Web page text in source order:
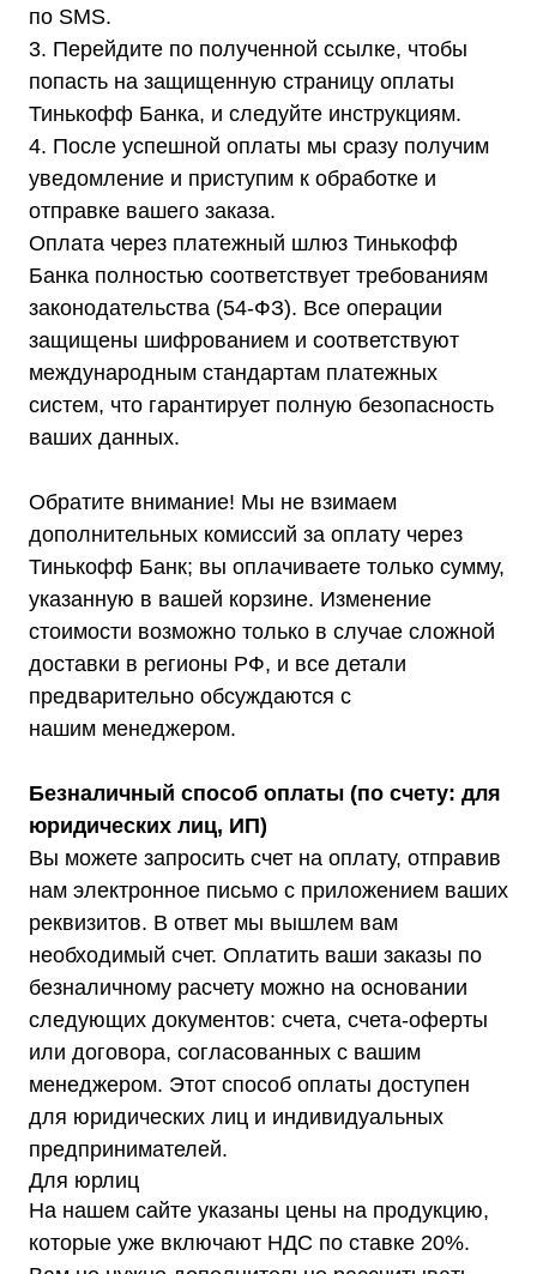
по SMS.
3. Перейдите по полученной ссылке, чтобы
попасть на защищенную страницу оплаты
Тинькофф Банка, и следуйте инструкциям.
4. После успешной оплаты мы сразу получим
уведомление и приступим к обработке и
отправке вашего заказа.
Оплата через платежный шлюз Тинькофф
Банка полностью соответствует требованиям
законодательства (54-ФЗ). Все операции
защищены шифрованием и соответствуют
международным стандартам платежных
систем, что гарантирует полную безопасность
ваших данных.
Обратите внимание! Мы не взимаем
дополнительных комиссий за оплату через
Тинькофф Банк; вы оплачиваете только сумму,
указанную в вашей корзине. Изменение
стоимости возможно только в случае сложной
доставки в регионы РФ, и все детали
предварительно обсуждаются с
нашим менеджером.
Безналичный способ оплаты (по счету: для
юридических лиц, ИП)
Вы можете запросить счет на оплату, отправив
нам электронное письмо с приложением ваших
реквизитов. В ответ мы вышлем вам
необходимый счет. Оплатить ваши заказы по
безналичному расчету можно на основании
следующих документов: счета, счета-оферты
или договора, согласованных с вашим
менеджером. Этот способ оплаты доступен
для юридических лиц и индивидуальных
предпринимателей.
Для юрлиц
На нашем сайте указаны цены на продукцию,
которые уже включают НДС по ставке 20%.
Стабилизаторы напряжения
Однофазные стабилизаторы
Трехфазные стабилизаторы
Стабилизаторы три фазы в одну
Стабилизаторы для котлов Серия Термо
Стабилизаторы серии R
Стабилизаторы в стойку Rack 19
Стабилизаторы настенные
Источники бесперебойного питания
Однофазные ИБП
Комплекты ИБП и стабилизаторов
Аксессуары
О компании
Доставка
Оплата
Гарантии
Статьи
Контакты
Условия оформления заказа
Реквизиты